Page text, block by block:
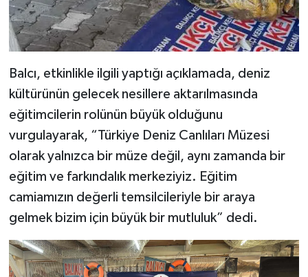
Balcı, etkinlikle ilgili yaptığı açıklamada, deniz
kültürünün gelecek nesillere aktarılmasında
eğitimcilerin rolünün büyük olduğunu
vurgulayarak, “Türkiye Deniz Canlıları Müzesi
olarak yalnızca bir müze değil, aynı zamanda bir
eğitim ve farkındalık merkeziyiz. Eğitim
camiamızın değerli temsilcileriyle bir araya
gelmek bizim için büyük bir mutluluk” dedi.